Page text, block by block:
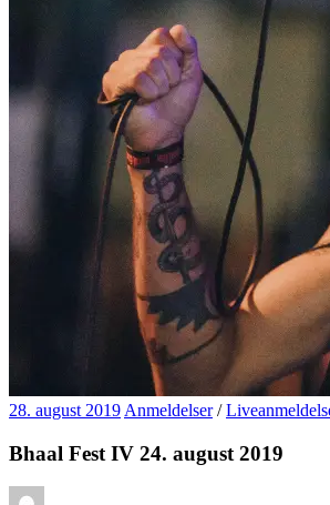
28. august 2019 Anmeldelser/
Bhaal Fest IV 24. august 2019